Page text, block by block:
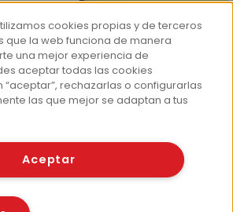
Hemeroteca
Contacto
Prensa
Lingüístico Consumer
© Fundación EROSKI
Políticas de cookies
cookies propias y de terceros
que la web funciona de manera
una mejor experiencia de
aceptar todas las cookies
rechazarlas o configurarlas
las que mejor se adaptan a tus
Aceptar